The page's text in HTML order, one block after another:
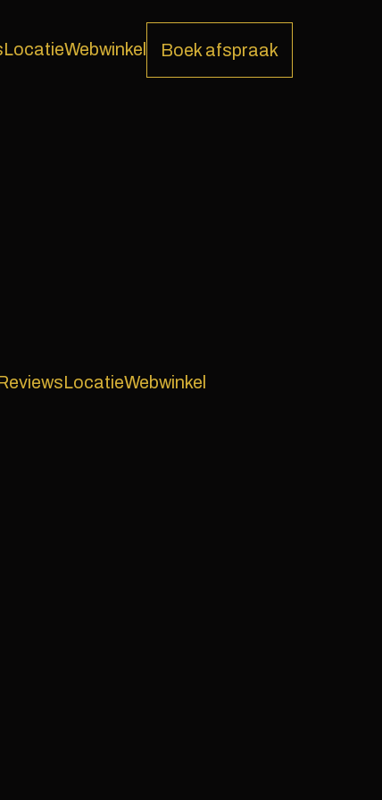
LocatieWebwinkel Boek afspraak
LocatieWebwinkel